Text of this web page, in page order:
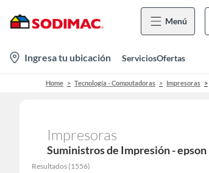
Menú
location-
icon
Ingresa tu ubicación ServiciosOfertas
Home Tecnología - Computadoras Impresoras
Impresoras
Suministros de Impresión - epson
Resultados (1556)